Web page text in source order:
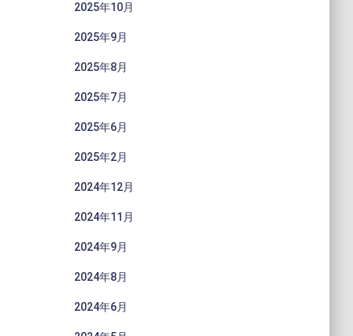
2025年10月
2025年9月
2025年8月
2025年7月
2025年6月
2025年2月
2024年12月
2024年11月
2024年9月
2024年8月
2024年6月